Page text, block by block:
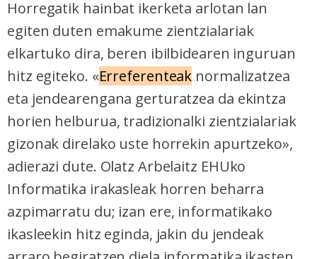
Horregatik hainbat ikerketa arlotan lan
egiten duten emakume zientzialariak
elkartuko dira, beren ibilbidearen inguruan
hitz egiteko. «Erreferenteak normalizatzea
eta jendearengana gerturatzea da ekintza
horien helburua, tradizionalki zientzialariak
gizonak direlako uste horrekin apurtzeko»,
adierazi dute. Olatz Arbelaitz EHUko
Informatika irakasleak horren beharra
azpimarratu du; izan ere, informatikako
ikasleekin hitz eginda, jakin du jendeak